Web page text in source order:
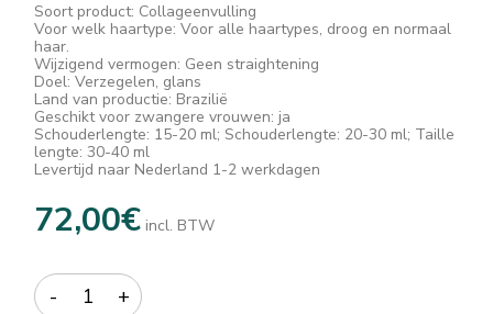
Soort product: Collageenvulling
Voor welk haartype: Voor alle haartypes, droog en normaal
haar.
Wijzigend vermogen: Geen straightening
Doel: Verzegelen, glans
Land van productie: Brazilië
Geschikt voor zwangere vrouwen: ja
Schouderlengte: 15-20 ml; Schouderlengte: 20-30 ml; Taille
lengte: 30-40 ml
Levertijd naar Nederland 1-2 werkdagen
72,00€ incl. BTW
Quantity